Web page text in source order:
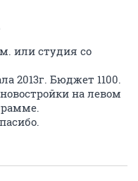
или студия со
2013г. Бюджет 1100.
на левом